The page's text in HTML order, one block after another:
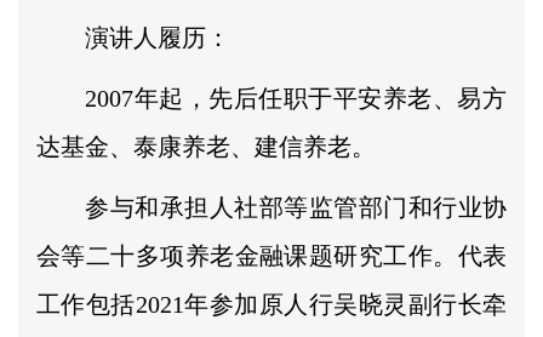
演讲人履历：
2007年起，先后任职于平安养老、易方
达基金、泰康养老、建信养老。
参与和承担人社部等监管部门和行业协
会等二十多项养老金融课题研究工作。代表
工作包括2021年参加原人行吴晓灵副行长牵